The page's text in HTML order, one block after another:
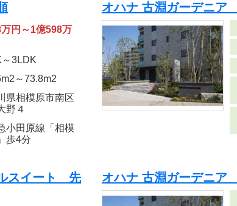
円～1億598万
3LDK
2 ～73.8m2
県相模原市南区
野４
小田原線「相模
歩4分
オハナ 古淵ガーデニ
スイート 先
オハナ 古淵ガーデニア